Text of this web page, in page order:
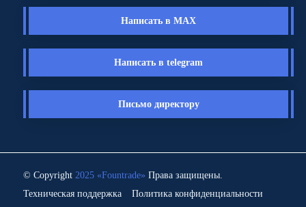
Написать в MAX
Написать в telegram
Письмо директору
© Copyright 2025 «Fоuntrade» Права защищены.
Техническая поддержка
Политика конфиденциальности